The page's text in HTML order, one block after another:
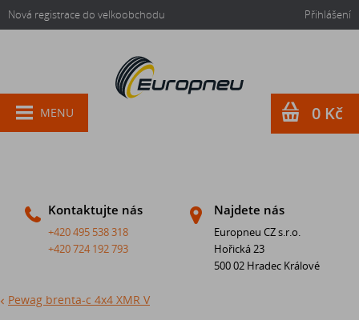
Nová registrace do velkoobchodu Přihlášení
Kontaktujte nás
+420 495 538 318
+420 724 192 793
Najdete nás
Europneu CZ s.r.o.
Hořická 23
500 02 Hradec Králové
MENU 0 Kč
Pewag brenta-c 4x4 XMR V